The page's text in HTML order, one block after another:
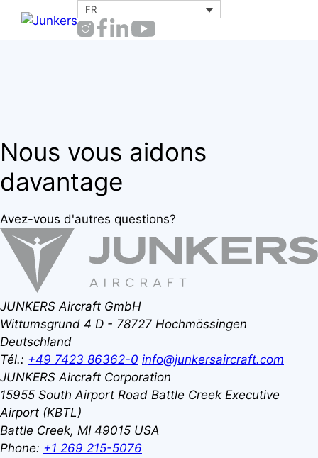
FR
Nous vous aidons
davantage
Avez-vous d'autres questions?
JUNKERS Aircraft GmbH
Wittumsgrund 4 D - 78727 Hochmössingen
Deutschland
Tél.: +49 7423 86362-0 info@junkersaircraft.com
JUNKERS Aircraft Corporation
15955 South Airport Road Battle Creek Executive
Airport (KBTL)
Battle Creek, MI 49015 USA
Phone: +1 269 215-5076